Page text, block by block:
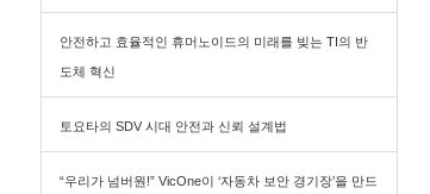
안전하고 효율적인 휴머노이드의 미래를 빚는 TI의 반
도체 혁신
토요타의 SDV 시대 안전과 신뢰 설계법
“우리가 넘버원!” VicOne이 ‘자동차 보안 경기장’을 만드